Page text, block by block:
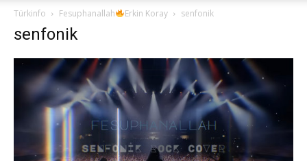
Türkinfo
Fesuphanallah Erkin Koray senfonik
senfonik